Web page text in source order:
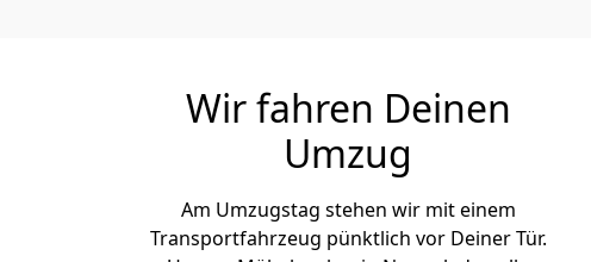
Wir fahren Deinen
Umzug
Am Umzugstag stehen wir mit einem
Transportfahrzeug pünktlich vor Deiner Tür.